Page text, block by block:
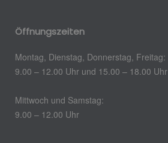
Öffnungszeiten
Montag, Dienstag, Donnerstag, Freitag:
9.00 – 12.00 Uhr und 15.00 – 18.00 Uhr
Mittwoch und Samstag:
9.00 – 12.00 Uhr